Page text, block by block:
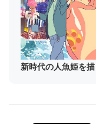
新時代の人魚姫を